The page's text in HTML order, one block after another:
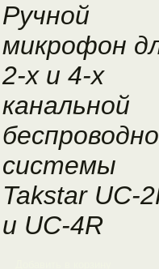
Ручной
микрофон
2-х и 4-х
канальной
системы
Takstar UC-
и UC-4R